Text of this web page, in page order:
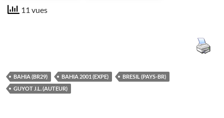
11 vues
BAHIA (BR29) BAHIA 2001 (EXPE)
BRESIL (PAYS-BR)
GUYOT J.L. (AUTEUR)